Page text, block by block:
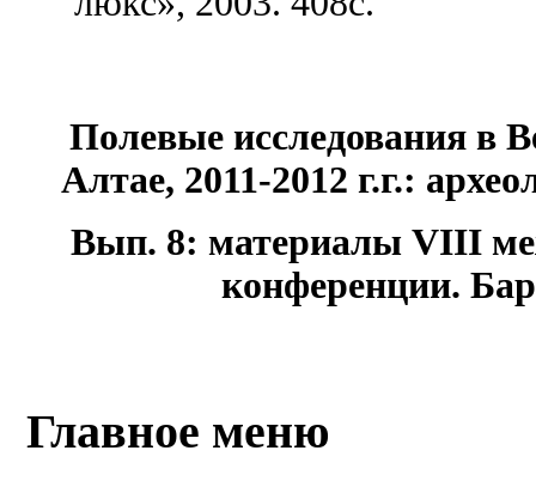
Полевые исследования в
Алтае, 2011-2012 г.г.:
Вып. 8: материалы VIII
конференции.
Главное меню